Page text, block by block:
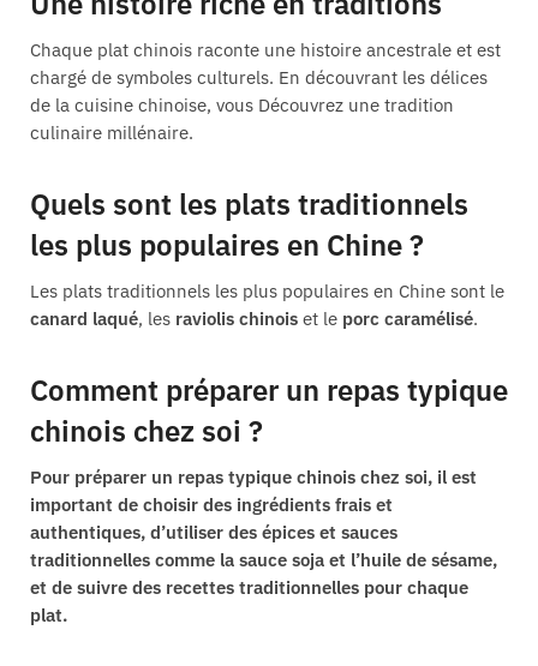
Chaque plat chinois raconte une histoire ancestrale et est
chargé de symboles culturels. En découvrant les délices
de la cuisine chinoise, vous Découvrez une tradition
culinaire millénaire.
Quels sont les plats traditionnels
les plus populaires en Chine ?
Les plats traditionnels les plus populaires en Chine sont le
canard laqué, les raviolis chinois et le porc caramélisé.
Comment préparer un repas typique
chinois chez soi ?
Pour préparer un repas typique chinois chez soi, il est
important de choisir des ingrédients frais et
authentiques, d’utiliser des épices et sauces
traditionnelles comme la sauce soja et l’huile de sésame,
et de suivre des recettes traditionnelles pour chaque
plat.